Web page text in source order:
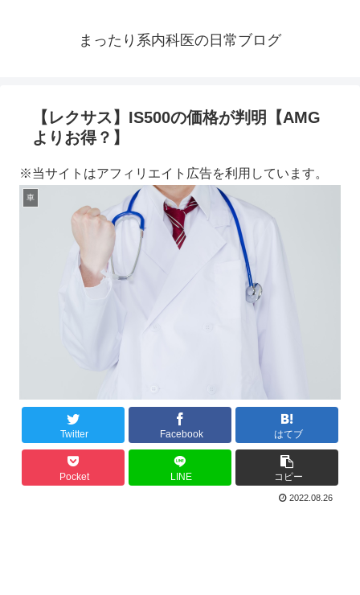
まったり系内科医の日常ブログ
【レクサス】IS500の価格が判明【AMG
よりお得？】
※当サイトはアフィリエイト広告を利用しています。
車
Twitter Facebook はてブ
Pocket LINE コピー
2022.08.26